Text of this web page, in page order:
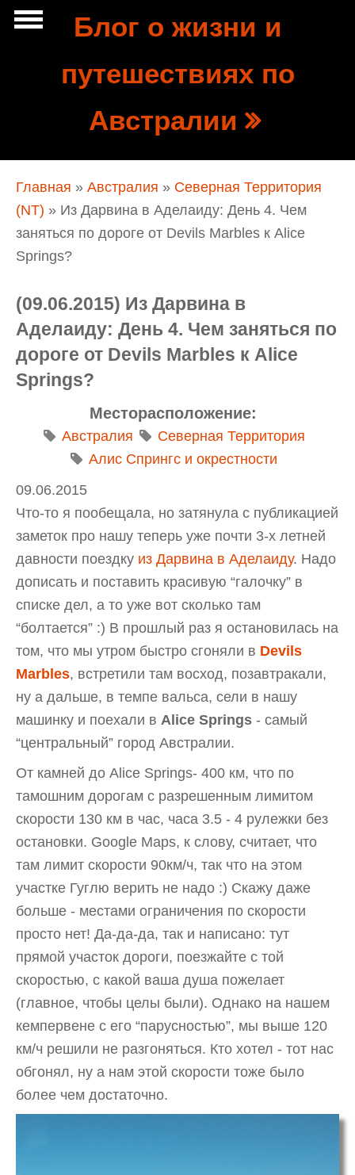
Перейти к основному содержанию
Блог о жизни и
путешествиях по
Австралии
Navigation
Вы здесь
Главная » Австралия » Северная Территория
(NT) » Из Дарвина в Аделаиду: День 4. Чем
заняться по дороге от Devils Marbles к Alice
Springs?
(09.06.2015) Из Дарвина в
Аделаиду: День 4. Чем заняться по
дороге от Devils Marbles к Alice
Springs?
Месторасположение:
Австралия
Северная Территория
Алис Спрингс и окрестности
09.06.2015
Что-то я пообещала, но затянула с публикацией
заметок про нашу теперь уже почти 3-х летней
давности поездку из Дарвина в Аделаиду. Надо
дописать и поставить красивую “галочку” в
списке дел, а то уже вот сколько там
“болтается” :) В прошлый раз я остановилась на
том, что мы утром быстро сгоняли в Devils
Marbles, встретили там восход, позавтракали,
ну а дальше, в темпе вальса, сели в нашу
машинку и поехали в Alice Springs - самый
“центральный” город Австралии.
От камней до Alice Springs- 400 км, что по
тамошним дорогам с разрешенным лимитом
скорости 130 км в час, часа 3.5 - 4 рулежки без
остановки. Google Maps, к слову, считает, что
там лимит скорости 90км/ч, так что на этом
участке Гуглю верить не надо :) Скажу даже
больше - местами ограничения по скорости
просто нет! Да-да-да, так и написано: тут
прямой участок дороги, поезжайте с той
скоростью, с какой ваша душа пожелает
(главное, чтобы целы были). Однако на нашем
кемпервене с его “парусностью”, мы выше 120
км/ч решили не разгоняться. Кто хотел - тот нас
обгонял, ну а нам этой скорости тоже было
более чем достаточно.